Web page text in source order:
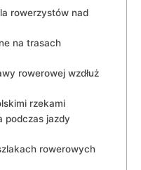
rowerzystów nad
na trasach
rowerowej ⁢wzdłuż
rzekami
podczas jazdy
rowerowych